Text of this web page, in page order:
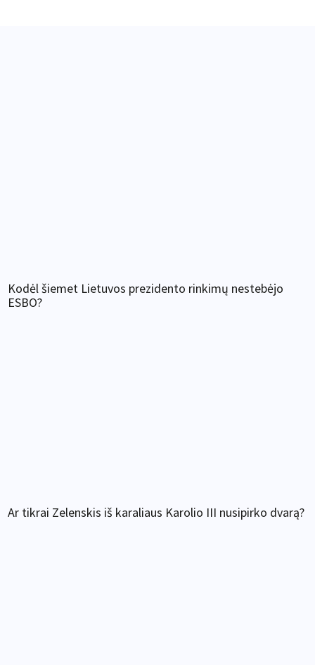
Kodėl šiemet Lietuvos prezidento rinkimų nestebėjo
ESBO?
Ar tikrai Zelenskis iš karaliaus Karolio III nusipirko dvarą?